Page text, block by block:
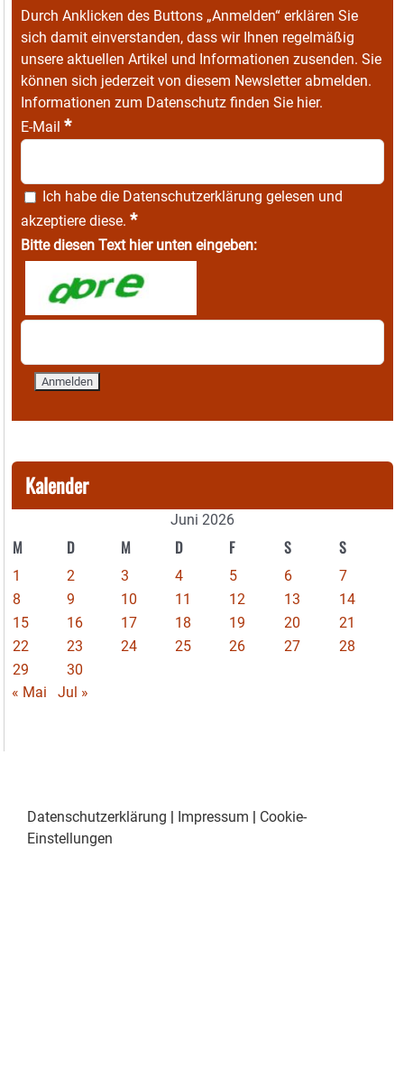
Durch Anklicken des Buttons „Anmelden“ erklären Sie
sich damit einverstanden, dass wir Ihnen regelmäßig
unsere aktuellen Artikel und Informationen zusenden. Sie
können sich jederzeit von diesem Newsletter abmelden.
Informationen zum Datenschutz finden Sie hier.
E-Mail *
Ich habe die Datenschutzerklärung gelesen und
akzeptiere diese. *
Bitte diesen Text hier unten eingeben:
Kalender
Juni 2026
M D M D F S S
1 2 3 4 5 6
7
8
9 10 11 12 13
14
15
16 17 18 19 20
21
22
23 24 25 26 27
28
29
30
« Mai
Jul »
Datenschutzerklärung Impressum
Cookie-
Einstellungen